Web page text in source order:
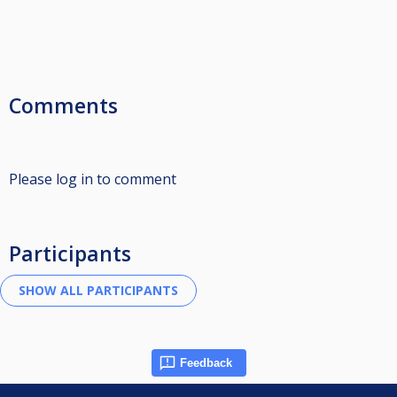
Comments
Please log in to comment
Participants
Feedback